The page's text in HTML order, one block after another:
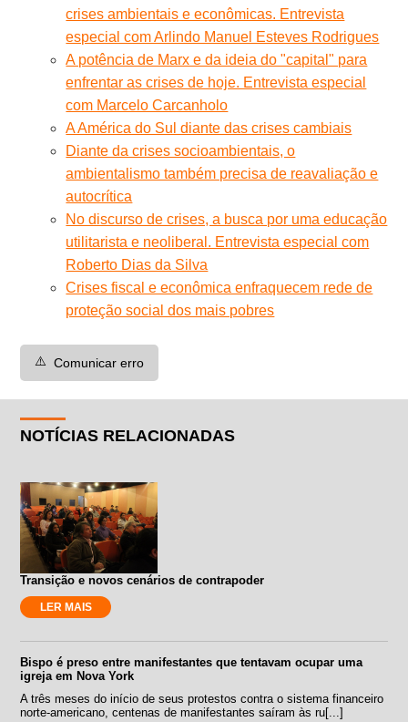
crises ambientais e econômicas. Entrevista
especial com Arlindo Manuel Esteves Rodrigues
A potência de Marx e da ideia do "capital" para
enfrentar as crises de hoje. Entrevista especial
com Marcelo Carcanholo
A América do Sul diante das crises cambiais
Diante da crises socioambientais, o
ambientalismo também precisa de reavaliação e
autocrítica
No discurso de crises, a busca por uma educação
utilitarista e neoliberal. Entrevista especial com
Roberto Dias da Silva
Crises fiscal e econômica enfraquecem rede de
proteção social dos mais pobres
⚠️ Comunicar erro
NOTÍCIAS RELACIONADAS
Transição e novos cenários de contrapoder
LER MAIS
Bispo é preso entre manifestantes que tentavam ocupar uma
igreja em Nova York
A três meses do início de seus protestos contra o sistema financeiro
norte-americano, centenas de manifestantes saíram às ru[...]